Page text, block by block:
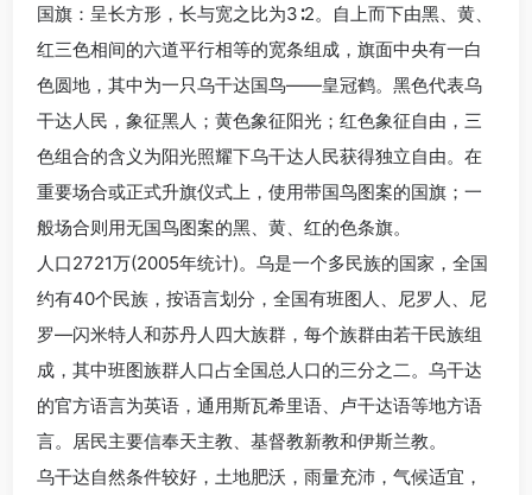
国旗：呈长方形，长与宽之比为3∶2。自上而下由黑、黄、
红三色相间的六道平行相等的宽条组成，旗面中央有一白
色圆地，其中为一只乌干达国鸟——皇冠鹤。黑色代表乌
干达人民，象征黑人；黄色象征阳光；红色象征自由，三
色组合的含义为阳光照耀下乌干达人民获得独立自由。在
重要场合或正式升旗仪式上，使用带国鸟图案的国旗；一
般场合则用无国鸟图案的黑、黄、红的色条旗。
人口2721万(2005年统计)。乌是一个多民族的国家，全国
约有40个民族，按语言划分，全国有班图人、尼罗人、尼
罗—闪米特人和苏丹人四大族群，每个族群由若干民族组
成，其中班图族群人口占全国总人口的三分之二。乌干达
的官方语言为英语，通用斯瓦希里语、卢干达语等地方语
言。居民主要信奉天主教、基督教新教和伊斯兰教。
乌干达自然条件较好，土地肥沃，雨量充沛，气候适宜，